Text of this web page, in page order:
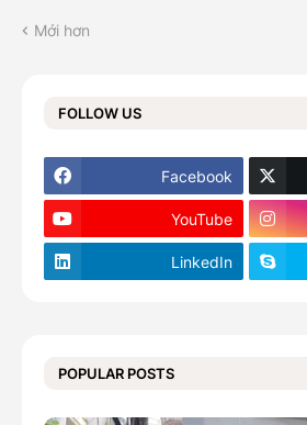
Mới hơn
FOLLOW US
Facebook
YouTube
LinkedIn
POPULAR POSTS